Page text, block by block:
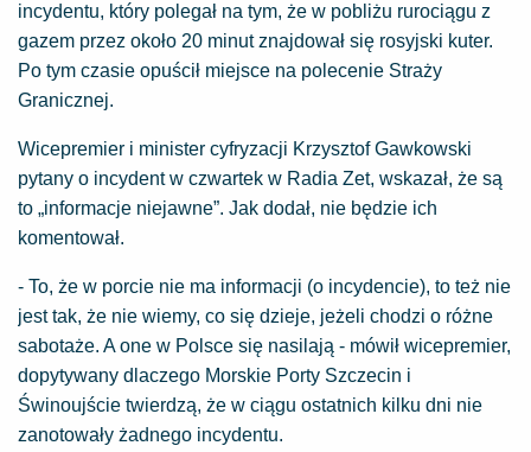
incydentu, który polegał na tym, że w pobliżu rurociągu z
gazem przez około 20 minut znajdował się rosyjski kuter.
Po tym czasie opuścił miejsce na polecenie Straży
Granicznej.
Wicepremier i minister cyfryzacji Krzysztof Gawkowski
pytany o incydent w czwartek w Radia Zet, wskazał, że są
to „informacje niejawne”. Jak dodał, nie będzie ich
komentował.
- To, że w porcie nie ma informacji (o incydencie), to też nie
jest tak, że nie wiemy, co się dzieje, jeżeli chodzi o różne
sabotaże. A one w Polsce się nasilają - mówił wicepremier,
dopytywany dlaczego Morskie Porty Szczecin i
Świnoujście twierdzą, że w ciągu ostatnich kilku dni nie
zanotowały żadnego incydentu.